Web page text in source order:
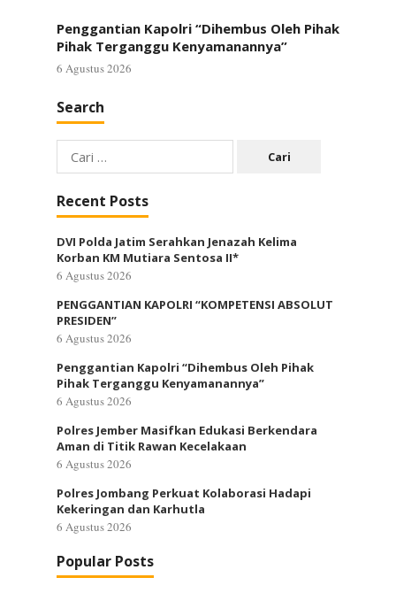
Penggantian Kapolri “Dihembus Oleh Pihak
Pihak Terganggu Kenyamanannya”
6 Agustus 2026
Search
Cari
untuk:
Recent Posts
DVI Polda Jatim Serahkan Jenazah Kelima
Korban KM Mutiara Sentosa II*
6 Agustus 2026
PENGGANTIAN KAPOLRI “KOMPETENSI ABSOLUT
PRESIDEN”
6 Agustus 2026
Penggantian Kapolri “Dihembus Oleh Pihak
Pihak Terganggu Kenyamanannya”
6 Agustus 2026
Polres Jember Masifkan Edukasi Berkendara
Aman di Titik Rawan Kecelakaan
6 Agustus 2026
Polres Jombang Perkuat Kolaborasi Hadapi
Kekeringan dan Karhutla
6 Agustus 2026
Popular Posts